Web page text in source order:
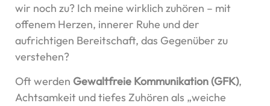
wir noch zu? Ich meine wirklich zuhören – mit
offenem Herzen, innerer Ruhe und der
aufrichtigen Bereitschaft, das Gegenüber zu
verstehen?
Oft werden Gewaltfreie Kommunikation (GFK),
Achtsamkeit und tiefes Zuhören als „weiche